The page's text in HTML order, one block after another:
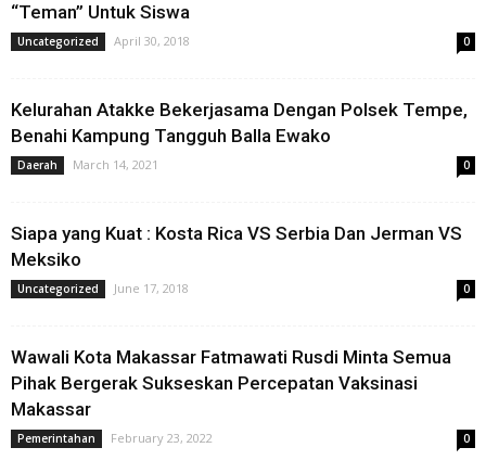
“Teman” Untuk Siswa
Uncategorized April 30, 2018 0
Kelurahan Atakke Bekerjasama Dengan Polsek Tempe,
Benahi Kampung Tangguh Balla Ewako
Daerah March 14, 2021 0
Siapa yang Kuat : Kosta Rica VS Serbia Dan Jerman VS
Meksiko
Uncategorized June 17, 2018 0
Wawali Kota Makassar Fatmawati Rusdi Minta Semua
Pihak Bergerak Sukseskan Percepatan Vaksinasi
Makassar
Pemerintahan February 23, 2022 0